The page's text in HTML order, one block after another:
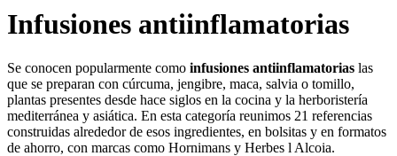
Infusiones antiinflamatorias
Se conocen popularmente como infusiones antiinflamatorias las
que se preparan con cúrcuma, jengibre, maca, salvia o tomillo,
plantas presentes desde hace siglos en la cocina y la herboristería
mediterránea y asiática. En esta categoría reunimos 21 referencias
construidas alrededor de esos ingredientes, en bolsitas y en formatos
de ahorro, con marcas como Hornimans y Herbes l Alcoia.